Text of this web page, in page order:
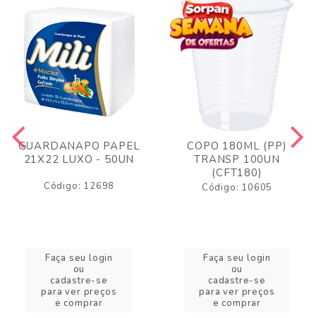
GUARDANAPO PAPEL
21X22 LUXO - 50UN
Código: 12698
Faça seu login
ou
cadastre-se
para ver preços
e comprar
COPO 180ML (PP)
TRANSP 100UN
(CFT180)
Código: 10605
Faça seu login
ou
cadastre-se
para ver preços
e comprar